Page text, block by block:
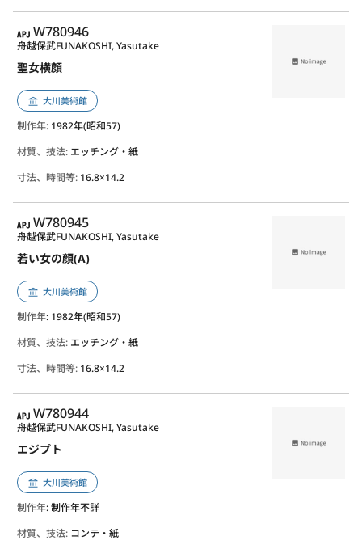
APJ
W780946
聖女横顔
舟越保武FUNAKOSHI, Yasutake
大川美術館
制作年: 1982年(昭和57)
材質、技法: エッチング・紙
寸法、時間等: 16.8×14.2
APJ
W780945
若い女の顔(A)
舟越保武FUNAKOSHI, Yasutake
大川美術館
制作年: 1982年(昭和57)
材質、技法: エッチング・紙
寸法、時間等: 16.8×14.2
APJ
W780944
エジプト
舟越保武FUNAKOSHI, Yasutake
大川美術館
制作年: 制作年不詳
材質、技法: コンテ・紙